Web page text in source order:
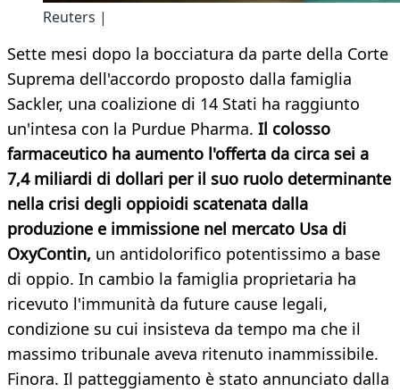
Reuters |
Sette mesi dopo la bocciatura da parte della Corte
Suprema dell'accordo proposto dalla famiglia
Sackler, una coalizione di 14 Stati ha raggiunto
un'intesa con la Purdue Pharma. Il colosso
farmaceutico ha aumento l'offerta da circa sei a
7,4 miliardi di dollari per il suo ruolo determinante
nella crisi degli oppioidi scatenata dalla
produzione e immissione nel mercato Usa di
OxyContin, un antidolorifico potentissimo a base
di oppio. In cambio la famiglia proprietaria ha
ricevuto l'immunità da future cause legali,
condizione su cui insisteva da tempo ma che il
massimo tribunale aveva ritenuto inammissibile.
Finora. Il patteggiamento è stato annunciato dalla